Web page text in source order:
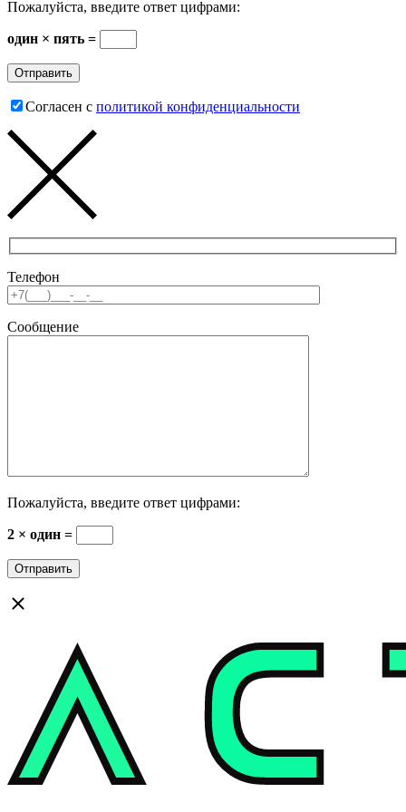
Пожалуйста, введите ответ цифрами:
один × пять =
Согласен с политикой конфиденциальности
Телефон
Сообщение
Пожалуйста, введите ответ цифрами:
2 × один =